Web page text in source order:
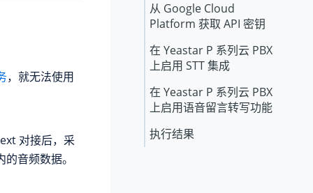
，就无法使用
对接后，采
音频数据。
从 Google Cloud
Platform 获取 API 密钥
在 Yeastar P 系列云 PBX
上启用 STT 集成
在 Yeastar P 系列云 PBX
上启用语音留言转写功能
执行结果